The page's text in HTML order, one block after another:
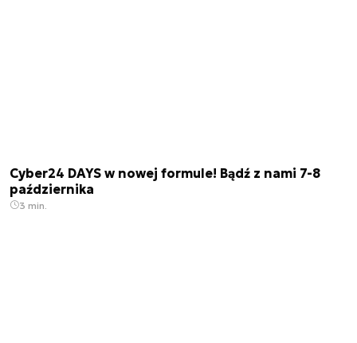
Cyber24 DAYS w nowej formule! Bądź z nami 7-8
października
3 min.